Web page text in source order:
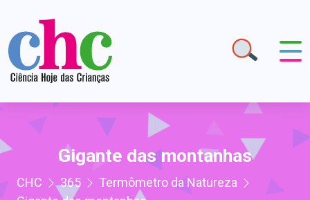
Gigante das montanhas
CHC 365
Termômetro da Natureza